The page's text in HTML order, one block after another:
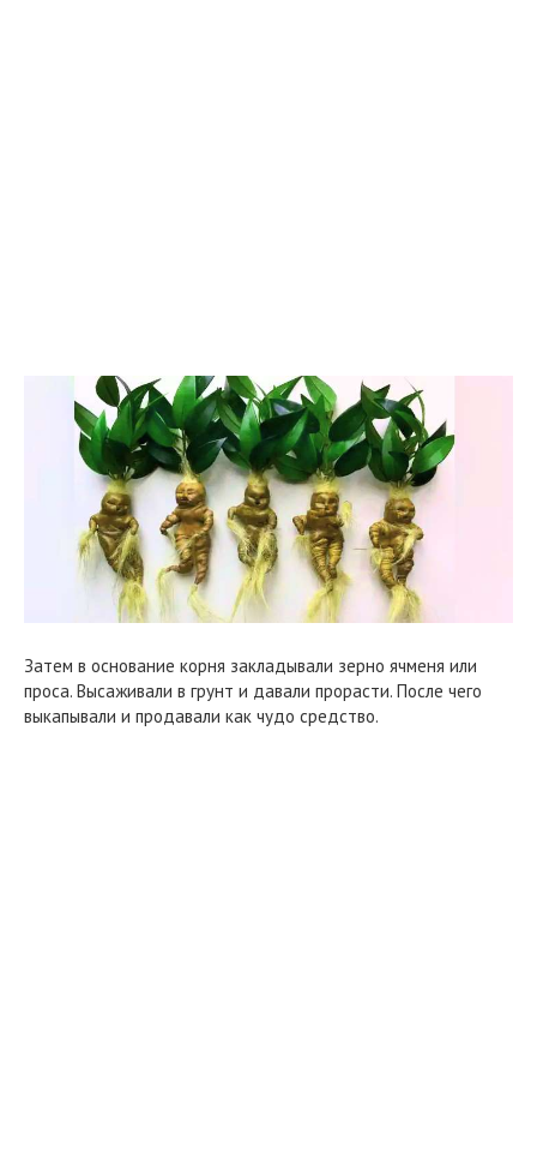
Затем в основание корня закладывали зерно ячменя или
проса. Высаживали в грунт и давали прорасти. После чего
выкапывали и продавали как чудо средство.